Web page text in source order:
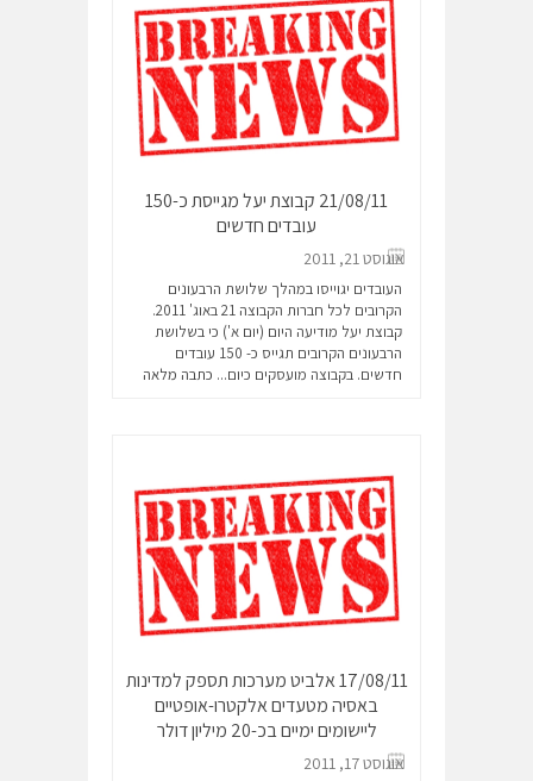
21/08/11 קבוצת יעל מגייסת כ-150
עובדים חדשים
אוגוסט 21, 2011
העובדים יגוייסו במהלך שלושת הרבעונים
הקרובים לכל חברות הקבוצה 21 באוג' 2011.
קבוצת יעל מודיעה היום (יום א') כי בשלושת
הרבעונים הקרובים תגייס כ- 150 עובדים
חדשים. בקבוצה מועסקים כיום... כתבה מלאה
17/08/11 אלביט מערכות תספק למדינות
באסיה מטעדים אלקטרו-אופטיים
ליישומים ימיים בכ-20 מיליון דולר
אוגוסט 17, 2011